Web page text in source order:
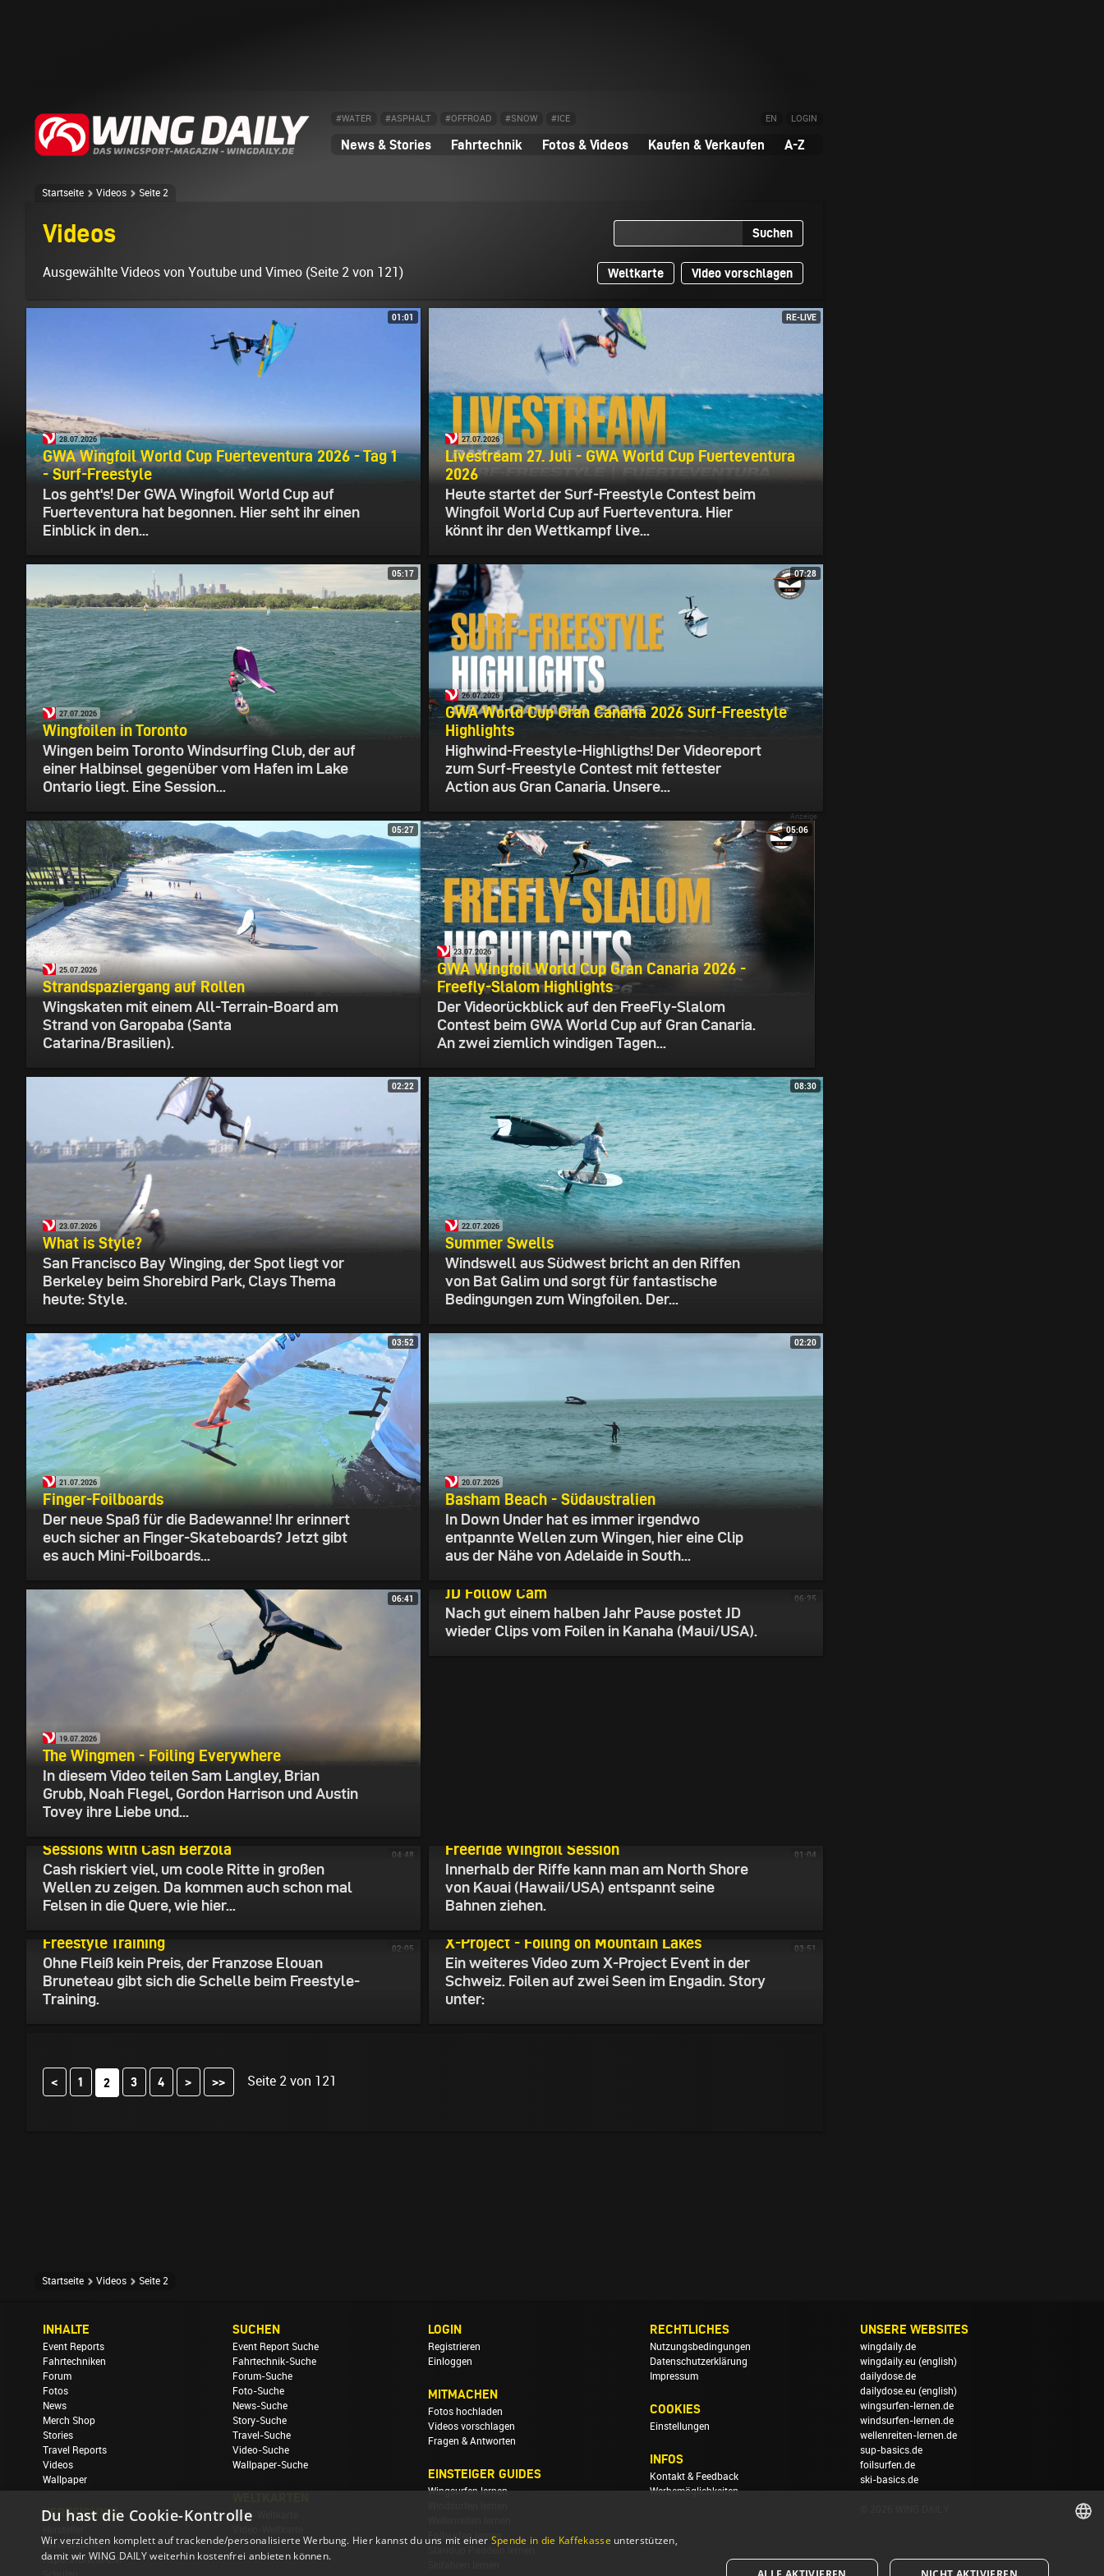
#WATER #ASPHALT #OFFROAD #SNOW #ICE EN LOGIN
News & Stories Fahrtechnik Fotos & Videos Kaufen & Verkaufen A-Z
Startseite Videos Seite 2
Videos Suchen
Ausgewählte Videos von Youtube und Vimeo (Seite 2 von 121) Weltkarte Video vorschlagen
01:01
28.07.2026
GWA Wingfoil World Cup Fuerteventura 2026 - Tag 1
- Surf-Freestyle
Los geht's! Der GWA Wingfoil World Cup auf
Fuerteventura hat begonnen. Hier seht ihr einen
Einblick in den...
RE-LIVE
27.07.2026
Livestream 27. Juli - GWA World Cup Fuerteventura
2026
Heute startet der Surf-Freestyle Contest beim
Wingfoil World Cup auf Fuerteventura. Hier
könnt ihr den Wettkampf live...
05:17
27.07.2026
Wingfoilen in Toronto
Wingen beim Toronto Windsurfing Club, der auf
einer Halbinsel gegenüber vom Hafen im Lake
Ontario liegt. Eine Session...
07:28
26.07.2026
GWA World Cup Gran Canaria 2026 Surf-Freestyle
Highlights
Highwind-Freestyle-Highligths! Der Videoreport
zum Surf-Freestyle Contest mit fettester
Action aus Gran Canaria. Unsere...
05:27
25.07.2026
Strandspaziergang auf Rollen
Wingskaten mit einem All-Terrain-Board am
Strand von Garopaba (Santa
Catarina/Brasilien).
05:06
23.07.2026
GWA Wingfoil World Cup Gran Canaria 2026 -
Freefly-Slalom Highlights
Der Videorückblick auf den FreeFly-Slalom
Contest beim GWA World Cup auf Gran Canaria.
An zwei ziemlich windigen Tagen...
02:22
23.07.2026
What is Style?
San Francisco Bay Winging, der Spot liegt vor
Berkeley beim Shorebird Park, Clays Thema
heute: Style.
08:30
22.07.2026
Summer Swells
Windswell aus Südwest bricht an den Riffen
von Bat Galim und sorgt für fantastische
Bedingungen zum Wingfoilen. Der...
03:52
21.07.2026
Finger-Foilboards
Der neue Spaß für die Badewanne! Ihr erinnert
euch sicher an Finger-Skateboards? Jetzt gibt
es auch Mini-Foilboards...
02:20
20.07.2026
Basham Beach - Südaustralien
In Down Under hat es immer irgendwo
entpannte Wellen zum Wingen, hier eine Clip
aus der Nähe von Adelaide in South...
06:41
19.07.2026
The Wingmen - Foiling Everywhere
In diesem Video teilen Sam Langley, Brian
Grubb, Noah Flegel, Gordon Harrison und Austin
Tovey ihre Liebe und...
06:25
JD Follow Cam
Nach gut einem halben Jahr Pause postet JD
wieder Clips vom Foilen in Kanaha (Maui/USA).
04:48
Sessions with Cash Berzola
Cash riskiert viel, um coole Ritte in großen
Wellen zu zeigen. Da kommen auch schon mal
Felsen in die Quere, wie hier...
01:04
Freeride Wingfoil Session
Innerhalb der Riffe kann man am North Shore
von Kauai (Hawaii/USA) entspannt seine
Bahnen ziehen.
02:05
Freestyle Training
Ohne Fleiß kein Preis, der Franzose Elouan
Bruneteau gibt sich die Schelle beim Freestyle-
Training.
03:51
X-Project - Foiling on Mountain Lakes
Ein weiteres Video zum X-Project Event in der
Schweiz. Foilen auf zwei Seen im Engadin. Story
unter:
< 1 2 3 4 > >> Seite 2 von 121
Startseite Videos Seite 2
INHALTE
Event Reports
Fahrtechniken
Forum
Fotos
News
Merch Shop
Stories
Travel Reports
Videos
Wallpaper
VERZEICHNIS
Reiseanbieter
Reparaturanbieter
SUCHEN
Event Report Suche
Fahrtechnik-Suche
Forum-Suche
Foto-Suche
News-Suche
Story-Suche
Travel-Suche
Video-Suche
Wallpaper-Suche
Foto-Weltkarte
LOGIN
Registrieren
Einloggen
MITMACHEN
Fotos hochladen
Videos vorschlagen
Fragen & Antworten
EINSTEIGER GUIDES
Wingsurfen lernen
Foilsurfen lernen
RECHTLICHES
Nutzungsbedingungen
Datenschutzerklärung
Impressum
COOKIES
Einstellungen
INFOS
Kontakt & Feedback
Werbemöglichkeiten
UNSERE WEBSITES
wingdaily.de
wingdaily.eu (english)
dailydose.de
dailydose.eu (english)
wingsurfen-lernen.de
windsurfen-lernen.de
wellenreiten-lernen.de
sup-basics.de
foilsurfen.de
ski-basics.de
Du hast die Cookie-Kontrolle
Wir verzichten komplett auf trackende/personalisierte Werbung. Hier kannst du uns mit einer Spende in die Kaffekasse unterstützen,
damit wir WING DAILY weiterhin kostenfrei anbieten können.